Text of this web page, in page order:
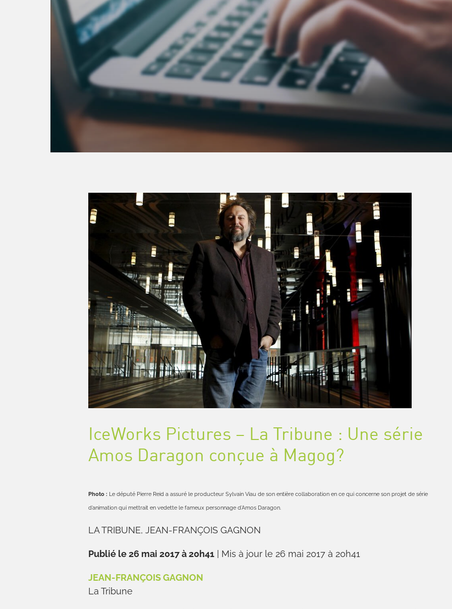
IceWorks Pictures – La Tribune : Une série
Amos Daragon conçue à Magog?
Photo : Le député Pierre Reid a assuré le producteur Sylvain Viau de son entière collaboration en ce qui concerne son projet de série
d’animation qui mettrait en vedette le fameux personnage d’Amos Daragon.
LA TRIBUNE, JEAN-FRANÇOIS GAGNON
Publié le 26 mai 2017 à 20h41 Mis à jour le 26 mai 2017 à 20h41
JEAN-FRANÇOIS GAGNON
La Tribune